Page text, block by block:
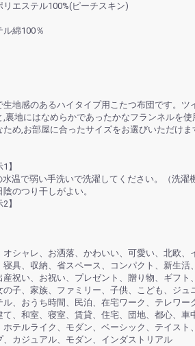
リエステル100%(ピーチスキン)
ル綿100％
生地感のあるハイタイプ用こたつ布団です。ツ
,裏地にはなめらかであったかなフランネルを
ため,お部屋に合ったサイズをお選びいただけま
】
温で弱い手洗いで洗濯してください。（洗濯
のつり干しがよい。
】
オシャレ、お洒落、かわいい、可愛い、北欧、
寝具、収納、省スペース、コンパクト、新生活
産祝い、お祝い、プレゼント、贈り物、ギフト
の子、家族、ファミリー、子供、こども、ジュ
ル、おうち時間、民泊、在宅ワーク、テレワー
て、和室、寝室、賃貸、住宅、団地、都心、車
ホテルライク、モダン、ベーシック、テイスト
、カジュアル、モダン、インダストリアル